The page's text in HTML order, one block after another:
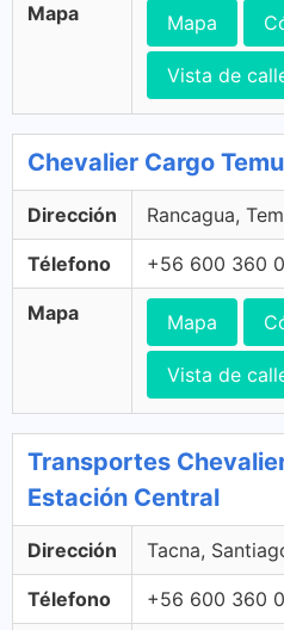
Mapa Mapa
Vista de
Chevalier Cargo
Dirección Rancagua,
Télefono +56 600 360
Mapa Mapa
Vista de
Transportes
Estación Central
Dirección Tacna,
Télefono +56 600 360